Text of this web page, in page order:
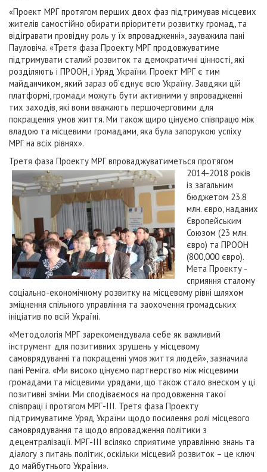
«Проект МРГ протягом перших двох фаз підтримував місцевих
жителів самостійно обирати пріоритети розвитку громад, та
відігравати провідну роль у їх впровадженні», зауважила пані
Пауловіча. «Третя фаза Проекту МРГ продовжуватиме
підтримувати сталий розвиток та демократичні цінності, які
розділяють і ПРООН, і Уряд України. Проект МРГ є тим
майданчиком, який зараз об’єднує всю Україну. Завдяки цій
платформі, громади можуть бути активними у впровадженні
тих заходів, які вони вважають першочерговими для
покращення умов життя. Ми також щиро цінуємо співпрацю між
владою та місцевими громадами, яка була запорукою успіху
МРГ на всіх рівнях».
Третя фаза Проекту МРГвпроваджуватиметься протягом
2014-2018 років
із загальним
бюджетом 23.8
млн. євро, наданих
Європейським
Союзом (23 млн.
євро) та ПРООН
(800,000 євро).
Мета Проекту -
сприяння сталому
соціально-економічному розвитку на місцевому рівні шляхом
зміцнення спільного управління та заохочення громадських
ініціатив по всій Україні.
«Методологія МРГ зарекомендувала себе як важливий
інструмент для позитивних зрушень у місцевому
самоврядуванні та покращенні умов життя людей», зазначила
пані Реміга. «Ми високо цінуємо партнерство між місцевими
громадами та місцевими урядами, що також стало внеском у ці
позитивні зміни. Ми сподіваємося на продовження такої
співпраці і протягом МРГ-ІІІ. Третя фаза Проекту
підтримуватиме Уряд України щодо посилення ролі місцевого
самоврядування та щодо впровадження політики з
децентралізації. МРГ-ІІІ всіляко сприятиме управлінню знань та
діалогу з питань політик, оскільки місцевий розвиток – це ключ
до майбутнього України».